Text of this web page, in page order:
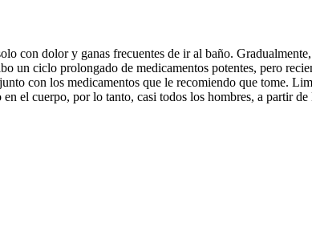
con dolor y ganas frecuentes de ir al baño.
un ciclo prolongado de medicamentos potentes, pero
con los medicamentos que le recomiendo que tome.
el cuerpo, por lo tanto, casi todos los hombres, a partir de